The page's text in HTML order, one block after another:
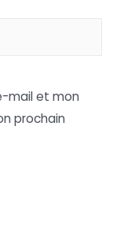
mail et mon
prochain